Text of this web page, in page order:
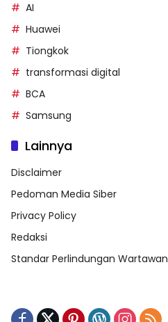
AI
Huawei
Tiongkok
transformasi digital
BCA
Samsung
Lainnya
Disclaimer
Pedoman Media Siber
Privacy Policy
Redaksi
Standar Perlindungan Wartawan